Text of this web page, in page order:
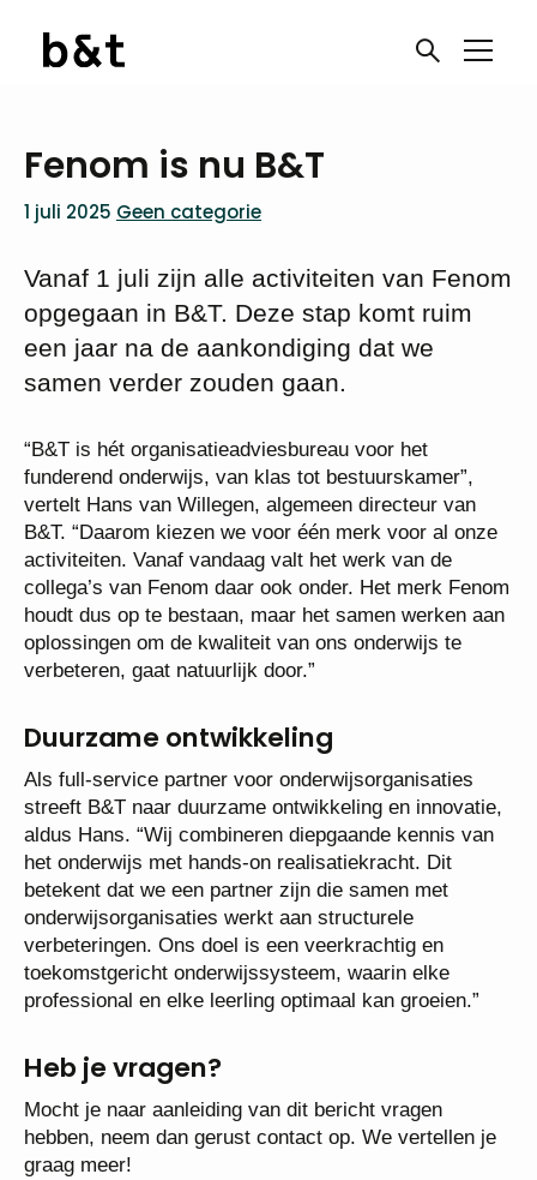
Fenom is nu B&T
1 juli 2025 Geen categorie
Vanaf 1 juli zijn alle activiteiten van Fenom
opgegaan in B&T. Deze stap komt ruim
een jaar na de aankondiging dat we
samen verder zouden gaan.
“B&T is hét organisatieadviesbureau voor het
funderend onderwijs, van klas tot bestuurskamer”,
vertelt Hans van Willegen, algemeen directeur van
B&T. “Daarom kiezen we voor één merk voor al onze
activiteiten. Vanaf vandaag valt het werk van de
collega’s van Fenom daar ook onder. Het merk Fenom
houdt dus op te bestaan, maar het samen werken aan
oplossingen om de kwaliteit van ons onderwijs te
verbeteren, gaat natuurlijk door.”
Duurzame ontwikkeling
Als full-service partner voor onderwijsorganisaties
streeft B&T naar duurzame ontwikkeling en innovatie,
aldus Hans. “Wij combineren diepgaande kennis van
het onderwijs met hands-on realisatiekracht. Dit
betekent dat we een partner zijn die samen met
onderwijsorganisaties werkt aan structurele
verbeteringen. Ons doel is een veerkrachtig en
toekomstgericht onderwijssysteem, waarin elke
professional en elke leerling optimaal kan groeien.”
Heb je vragen?
Mocht je naar aanleiding van dit bericht vragen
hebben, neem dan gerust contact op. We vertellen je
graag meer!